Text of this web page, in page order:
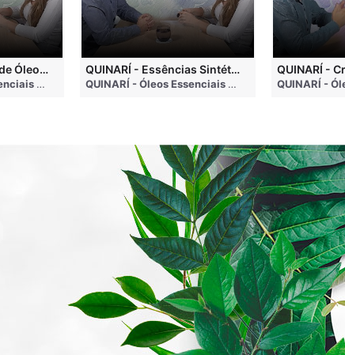
QUINARÍ - Inalação de Óleos Essenciais e Seus Benefícios
QUINARÍ - Óleos Essenciais e Aromaterapia • 3 months ago
QUINARÍ - Essências Sintéticas NÃO Funcionam na Aromaterapia
QUINARÍ - Óleos Essenciais e Aromaterapia • 3